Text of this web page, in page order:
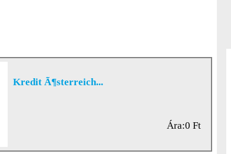
Kredit Ã¶sterreich...
Ára:0 Ft